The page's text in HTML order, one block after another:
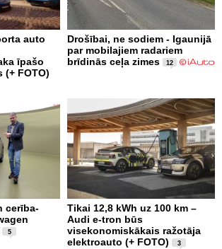
auto
īpašo
(+ FOTO)
Drošībai, ne sodiem - Igaunijā
par mobilajiem radariem
brīdinās ceļa zimes
12
cerība-
5
Tikai 12,8 kWh uz 100 km –
Audi e-tron būs
visekonomiskākais ražotāja
elektroauto (+ FOTO)
3